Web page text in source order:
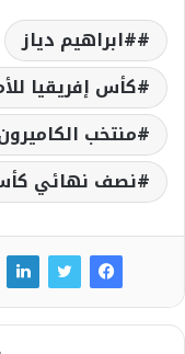
#ابراهيم دياز
كأس إفريقيا
منتخب
نصف نهائي كأس